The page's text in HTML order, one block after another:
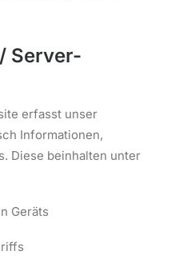
Server-
erfasst unser
Informationen,
Diese beinhalten unter
Geräts